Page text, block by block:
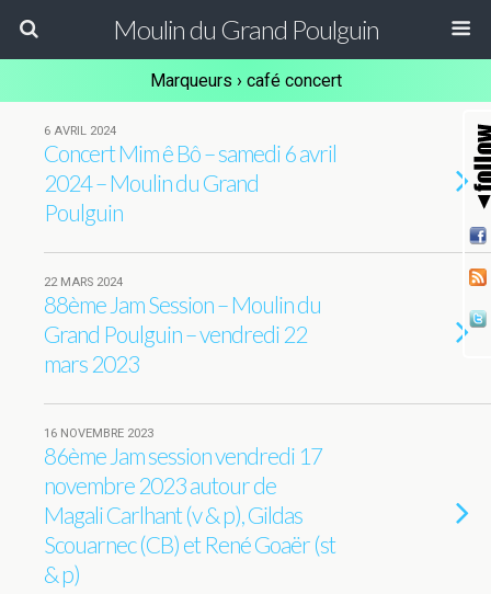
Moulin du Grand Poulguin
Marqueurs › café concert
6 AVRIL 2024
Concert Mim ê Bô – samedi 6 avril
2024 – Moulin du Grand
Poulguin
22 MARS 2024
88ème Jam Session – Moulin du
Grand Poulguin – vendredi 22
mars 2023
16 NOVEMBRE 2023
86ème Jam session vendredi 17
novembre 2023 autour de
Magali Carlhant (v & p), Gildas
Scouarnec (CB) et René Goaër (st
& p)